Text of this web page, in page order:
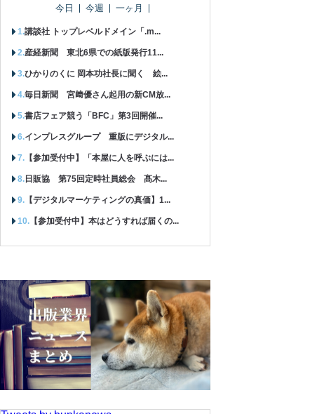
今日 今週 一ヶ月
講談社 トップレベルドメイン「.m...
産経新聞 東北6県での紙版発行11...
ひかりのくに 岡本功社長に聞く 絵...
毎日新聞 宮﨑優さん起用の新CM放...
書店フェア競う「BFC」第3回開催...
インプレスグループ 重版にデジタル...
【参加受付中】「本屋に人を呼ぶには...
日販協 第75回定時社員総会 髙木...
【デジタルマーケティングの真価】1...
【参加受付中】本はどうすれば届くの...